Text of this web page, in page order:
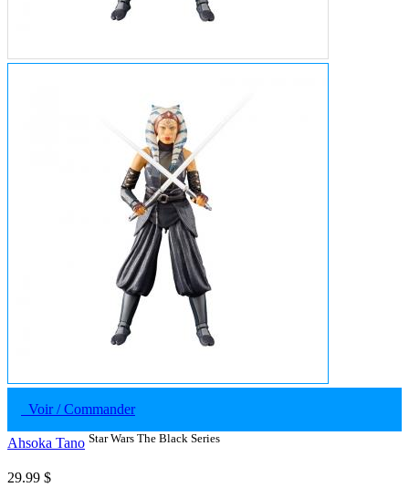
Voir / Commander
Ahsoka Tano Star Wars The Black Series
29.99 $